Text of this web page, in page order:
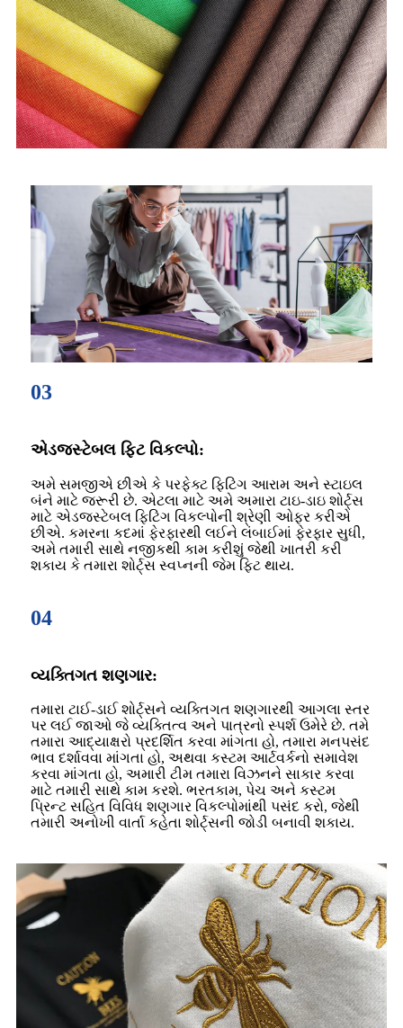
03
એડજસ્ટેબલ ફિટ વિકલ્પો:
અમે સમજીએ છીએ કે પરફેક્ટ ફિટિંગ આરામ અને સ્ટાઇલ
બંને માટે જરૂરી છે. એટલા માટે અમે અમારા ટાઇ-ડાઇ શોર્ટ્સ
માટે એડજસ્ટેબલ ફિટિંગ વિકલ્પોની શ્રેણી ઓફર કરીએ
છીએ. કમરના કદમાં ફેરફારથી લઈને લંબાઈમાં ફેરફાર સુધી,
અમે તમારી સાથે નજીકથી કામ કરીશું જેથી ખાતરી કરી
શકાય કે તમારા શોર્ટ્સ સ્વપ્નની જેમ ફિટ થાય.
04
વ્યક્તિગત શણગાર:
તમારા ટાઈ-ડાઈ શોર્ટ્સને વ્યક્તિગત શણગારથી આગલા સ્તર
પર લઈ જાઓ જે વ્યક્તિત્વ અને પાત્રનો સ્પર્શ ઉમેરે છે. તમે
તમારા આદ્યાક્ષરો પ્રદર્શિત કરવા માંગતા હો, તમારા મનપસંદ
ભાવ દર્શાવવા માંગતા હો, અથવા કસ્ટમ આર્ટવર્કનો સમાવેશ
કરવા માંગતા હો, અમારી ટીમ તમારા વિઝનને સાકાર કરવા
માટે તમારી સાથે કામ કરશે. ભરતકામ, પેચ અને કસ્ટમ
પ્રિન્ટ સહિત વિવિધ શણગાર વિકલ્પોમાંથી પસંદ કરો, જેથી
તમારી અનોખી વાર્તા કહેતા શોર્ટ્સની જોડી બનાવી શકાય.